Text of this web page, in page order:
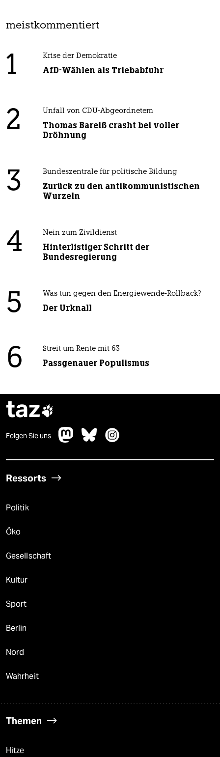
meistkommentiert
1 Krise der Demokratie
AfD-Wählen als Triebabfuhr
2 Unfall von CDU-Abgeordnetem
Thomas Bareiß crasht bei voller
Dröhnung
3 Bundeszentrale für politische Bildung
Zurück zu den antikommunistischen
Wurzeln
4 Nein zum Zivildienst
Hinterlistiger Schritt der
Bundesregierung
5 Was tun gegen den Energiewende-Rollback?
Der Urknall
6 Streit um Rente mit 63
Passgenauer Populismus
taz
Folgen Sie uns
Ressorts
Politik
Öko
Gesellschaft
Kultur
Sport
Berlin
Nord
Wahrheit
Themen
Hitze